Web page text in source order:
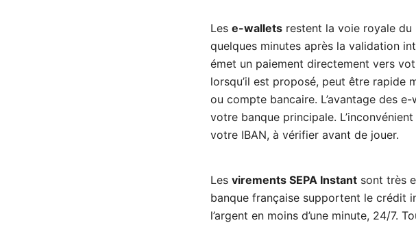
Les e-wallets restent la voie royale
quelques minutes après la validation
émet un paiement directement vers
lorsqu’il est proposé, peut être rapide
ou compte bancaire. L’avantage des
votre banque principale.
votre IBAN, à vérifier avant de jouer.
Les virements SEPA Instant sont très
banque française supportent le crédit
l’argent en moins d’une minute, 24/7.